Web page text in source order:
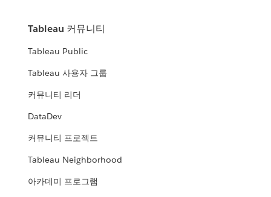
Tableau 커뮤니티
Tableau Public
Tableau 사용자 그룹
커뮤니티 리더
DataDev
커뮤니티 프로젝트
Tableau Neighborhood
아카데미 프로그램